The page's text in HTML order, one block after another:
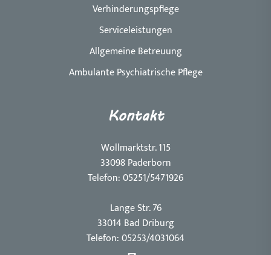
Verhinderungspflege
Serviceleistungen
Allgemeine Betreuung
Ambulante Psychiatrische Pflege
Kontakt
Wollmarktstr. 115
33098 Paderborn
Telefon: 05251/5471926
Lange Str. 76
33014 Bad Driburg
Telefon: 05253/4031064